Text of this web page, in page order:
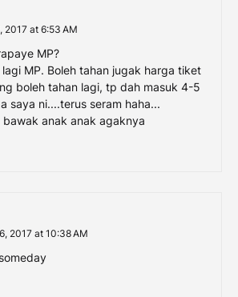
2017 at 6:53 AM
MP?
MP. Boleh tahan jugak harga tiket
boleh tahan lagi, tp dah masuk 4-5
saya ni....terus seram haha...
anak anak agaknya
2017 at 10:38 AM